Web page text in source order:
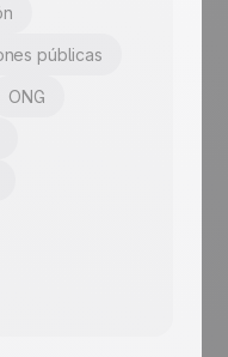
públicas
ONG